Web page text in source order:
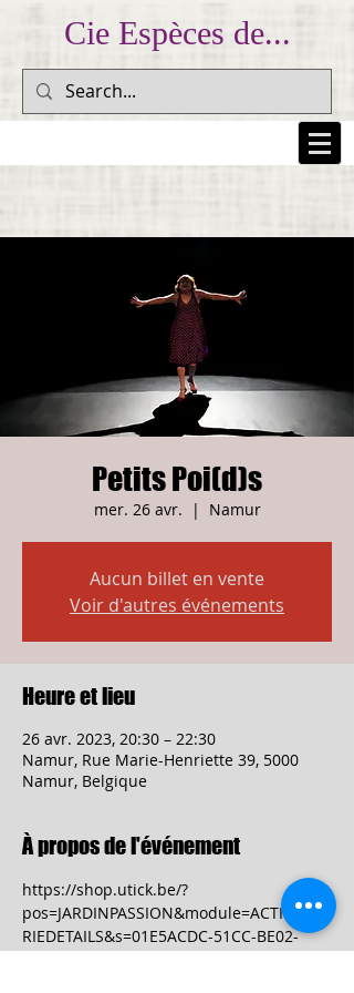
Cie Espèces de...
... Prendre au peuple sa colère et la lui rendre pour
l'inscrire dans la mémoire collective... (Dario Fo)
Petits Poi(d)s
mer. 26 avr.
  |
Namur
Aucun billet en vente
Voir d'autres événements
Heure et lieu
26 avr. 2023, 20:30 – 22:30
Namur, Rue Marie-Henriette 39, 5000
Namur, Belgique
À propos de l'événement
https://shop.utick.be/?
pos=JARDINPASSION&module=ACTIVITYSE
RIEDETAILS&s=01E5ACDC-51CC-BE02-